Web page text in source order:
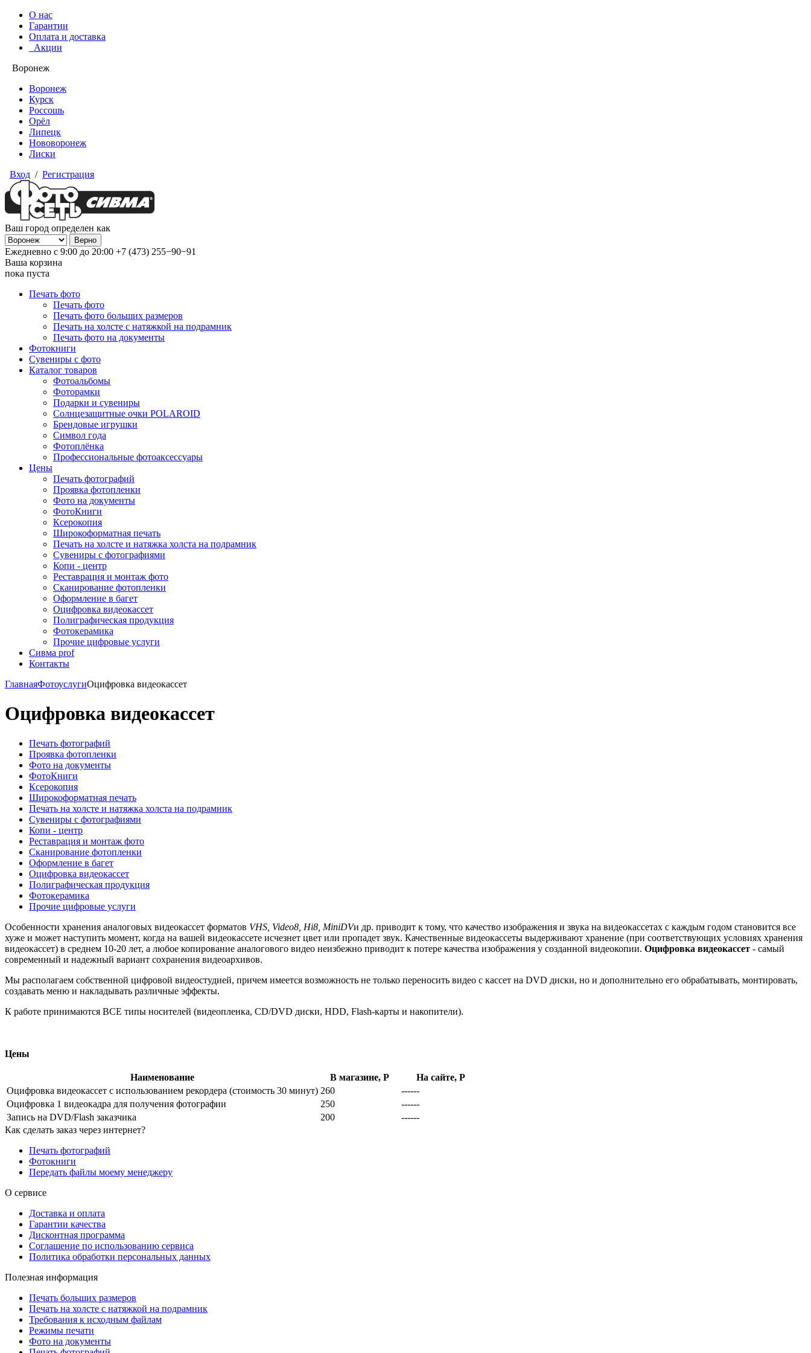
О нас
Гарантии
Оплата и доставка
Акции
Воронеж
Воронеж
Курск
Россошь
Орёл
Липецк
Нововоронеж
Лиски
Вход / Регистрация
Ваш город определен как
Ежедневно с 9:00 до 20:00 +7 (473) 255−90−91
Ваша корзина
пока пуста
Печать фото
Печать фото
Печать фото больших размеров
Печать на холсте с натяжкой на подрамник
Печать фото на документы
Фотокниги
Сувениры с фото
Каталог товаров
Фотоальбомы
Фоторамки
Подарки и сувениры
Солнцезащитные очки POLAROID
Брендовые игрушки
Символ года
Фотоплёнка
Профессиональные фотоаксессуары
Цены
Печать фотографий
Проявка фотопленки
Фото на документы
ФотоКниги
Ксерокопия
Широкоформатная печать
Печать на холсте и натяжка холста на подрамник
Сувениры с фотографиями
Копи - центр
Реставрация и монтаж фото
Сканирование фотопленки
Оформление в багет
Оцифровка видеокассет
Полиграфическая продукция
Фотокерамика
Прочие цифровые услуги
Сивма prof
Контакты
ГлавнаяФотоуслугиОцифровка видеокассет
Оцифровка видеокассет
Печать фотографий
Проявка фотопленки
Фото на документы
ФотоКниги
Ксерокопия
Широкоформатная печать
Печать на холсте и натяжка холста на подрамник
Сувениры с фотографиями
Копи - центр
Реставрация и монтаж фото
Сканирование фотопленки
Оформление в багет
Оцифровка видеокассет
Полиграфическая продукция
Фотокерамика
Прочие цифровые услуги
Особенности хранения аналоговых видеокассет форматов VHS, Video8, Hi8, MiniDVи др. приводит к тому, что качество изображения и звука на видеокассетах с каждым годом становится все
хуже и может наступить момент, когда на вашей видеокассете исчезнет цвет или пропадет звук. Качественные видеокассеты выдерживают хранение (при соответствующих условиях хранения
видеокассет) в среднем 10-20 лет, а любое копирование аналогового видео неизбежно приводит к потере качества изображения у созданной видеокопии. Оцифровка видеокассет - самый
современный и надежный вариант сохранения видеоархивов.
Мы располагаем собственной цифровой видеостудией, причем имеется возможность не только переносить видео с кассет на DVD диски, но и дополнительно его обрабатывать, монтировать,
создавать меню и накладывать различные эффекты.
К работе принимаются ВСЕ типы носителей (видеопленка, CD/DVD диски, HDD, Flash-карты и накопители).
Цены
Наименование В магазине, Р
На сайте, Р
Оцифровка видеокассет с использованием рекордера (стоимость 30 минут) 260
------
Оцифровка 1 видеокадра для получения фотографии
250
------
Запись на DVD/Flash заказчика
200
------
Как сделать заказ через интернет?
Печать фотографий
Фотокниги
Передать файлы моему менеджеру
О сервисе
Доставка и оплата
Гарантии качества
Дисконтная программа
Соглашение по использованию сервиса
Политика обработки персональных данных
Полезная информация
Печать больших размеров
Печать на холсте c натяжкой на подрамник
Требования к исходным файлам
Режимы печати
Фото на документы